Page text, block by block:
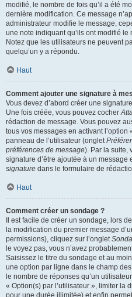
modifié, le nombre de fois qu’il a été
dernière modification. Ce message
administrateur modifie le message,
une note indiquant qu’ils ont modifié
Notez que les utilisateurs ne peuvent
quelqu’un y a répondu.
Haut
Comment ajouter une signature à
Vous devez d’abord créer une
Une fois créée, vous pouvez cocher
rédaction de message. Vous pouvez
tous vos messages en activant
panneau de l’utilisateur (onglet
préférences de message). Par la suite,
signature d’être ajoutée à un
signature dans le formulaire de
Haut
Comment créer un sondage ?
Il est facile de créer un sondage, lors
la modification du premier message
permissions), cliquez sur l’onglet
le voyez pas, vous n’avez
Saisissez le titre du sondage et au
une option par ligne dans le champ
le nombre de réponses qu’un
« Option(s) par l’utilisateur », limiter la
pour une durée illimitée) et enfin